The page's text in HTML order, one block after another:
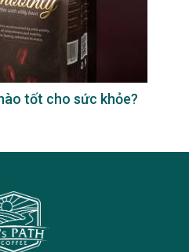
tốt cho sức khỏe?